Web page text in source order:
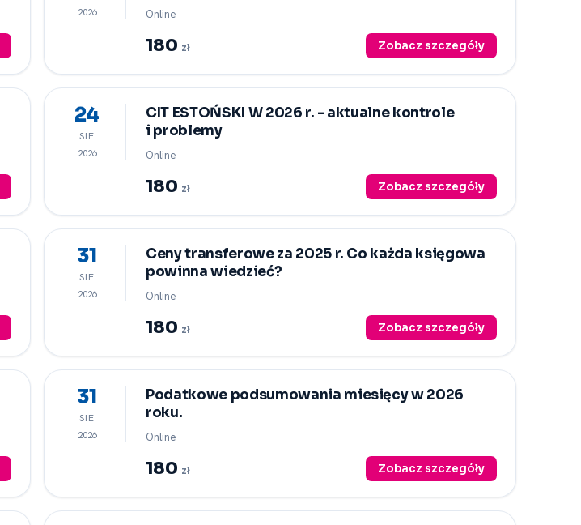
2026 Online
180 zł Zobacz szczegóły
24
SIE
2026
CIT ESTOŃSKI W 2026 r. -⁠ aktualne kontrole
i problemy
Online
180 zł Zobacz szczegóły
31
SIE
2026
Ceny transferowe za 2025 r. Co każda księgowa
powinna wiedzieć?
Online
180 zł Zobacz szczegóły
31
SIE
2026
Podatkowe podsumowania miesięcy w 2026
roku.
Online
180 zł Zobacz szczegóły